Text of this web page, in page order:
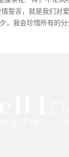
誓言，就是我们对
，我会珍惜所有的分